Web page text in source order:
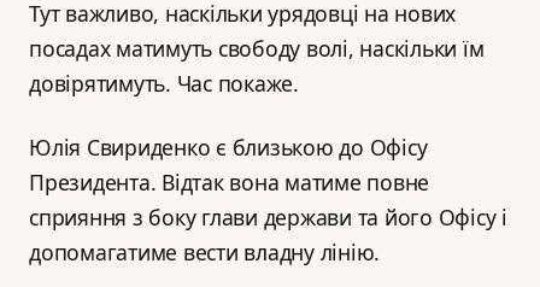
Тут важливо, наскільки урядовці на нових
посадах матимуть свободу волі, наскільки їм
довірятимуть. Час покаже.
Юлія Свириденко є близькою до Офісу
Президента. Відтак вона матиме повне
сприяння з боку глави держави та його Офісу і
допомагатиме вести владну лінію.